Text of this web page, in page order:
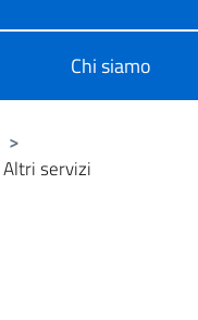
Chi siamo
>
Altri servizi